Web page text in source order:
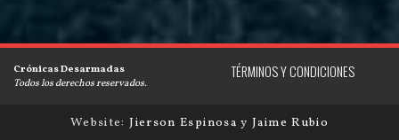
Crónicas Desarmadas
Todos los derechos reservados.
TÉRMINOS Y CONDICIONES
Website:Jierson EspinosayJaime Rubio